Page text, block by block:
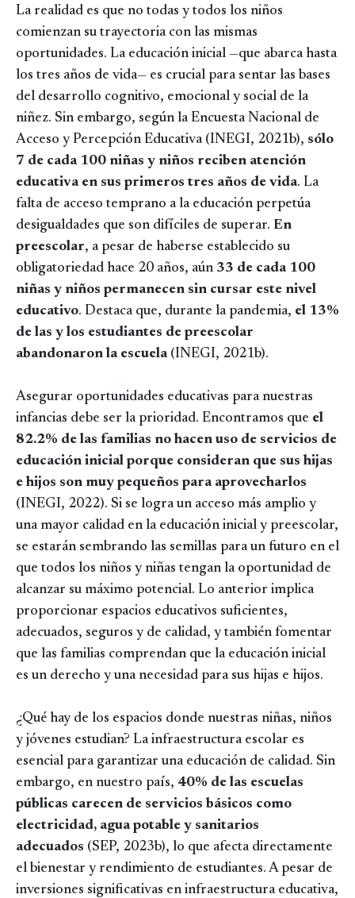
La realidad es que no todas y todos los niños
comienzan su trayectoria con las mismas
oportunidades. La educación inicial —que abarca hasta
los tres años de vida— es crucial para sentar las bases
del desarrollo cognitivo, emocional y social de la
niñez. Sin embargo, según la Encuesta Nacional de
Acceso y Percepción Educativa (INEGI, 2021b), sólo
7 de cada 100 niñas y niños reciben atención
educativa en sus primeros tres años de vida. La
falta de acceso temprano a la educación perpetúa
desigualdades que son difíciles de superar. En
preescolar, a pesar de haberse establecido su
obligatoriedad hace 20 años, aún 33 de cada 100
niñas y niños permanecen sin cursar este nivel
educativo. Destaca que, durante la pandemia, el 13%
de las y los estudiantes de preescolar
abandonaron la escuela (INEGI, 2021b).
Asegurar oportunidades educativas para nuestras
infancias debe ser la prioridad. Encontramos que el
82.2% de las familias no hacen uso de servicios de
educación inicial porque consideran que sus hijas
e hijos son muy pequeños para aprovecharlos
(INEGI, 2022). Si se logra un acceso más amplio y
una mayor calidad en la educación inicial y preescolar,
se estarán sembrando las semillas para un futuro en el
que todos los niños y niñas tengan la oportunidad de
alcanzar su máximo potencial. Lo anterior implica
proporcionar espacios educativos suficientes,
adecuados, seguros y de calidad, y también fomentar
que las familias comprendan que la educación inicial
es un derecho y una necesidad para sus hijas e hijos.
¿Qué hay de los espacios donde nuestras niñas, niños
y jóvenes estudian? La infraestructura escolar es
esencial para garantizar una educación de calidad. Sin
embargo, en nuestro país, 40% de las escuelas
públicas carecen de servicios básicos como
electricidad, agua potable y sanitarios
adecuados (SEP, 2023b), lo que afecta directamente
el bienestar y rendimiento de estudiantes. A pesar de
inversiones significativas en infraestructura educativa,